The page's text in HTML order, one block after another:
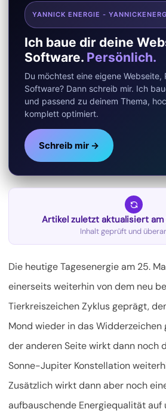
YANNICK ENERGIE -
Ich baue dir deine
Software. Persönlich.
Du möchtest eine eigene Webseite,
Software? Dann schreib mir. Ich
und passend zu deinem Thema,
komplett optimiert.
Schreib mir →
Artikel zuletzt aktualisiert am
Inhalt geprüft und
Die heutige Tagesenergie am 25.
einerseits weiterhin von dem neu
Tierkreiszeichen Zyklus geprägt,
Mond wieder in das
der anderen Seite wirkt dann noch
Sonne-Jupiter Konstellation
Zusätzlich wirkt dann aber noch
aufbauschende Energiequalität auf